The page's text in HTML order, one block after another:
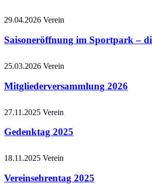
29.04.2026 Verein
Saisoneröffnung im Sportpark –
25.03.2026 Verein
Mitgliederversammlung 2026
27.11.2025 Verein
Gedenktag 2025
18.11.2025 Verein
Vereinsehrentag 2025